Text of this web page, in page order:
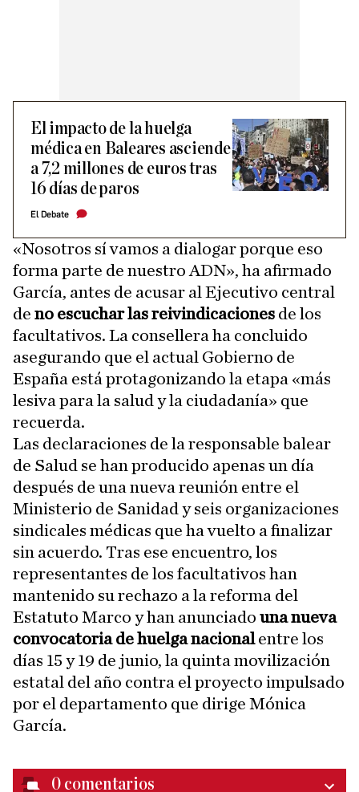
El impacto de la huelga
médica en Baleares asciende
a 7,2 millones de euros tras
16 días de paros
El Debate
«Nosotros sí vamos a dialogar porque eso
forma parte de nuestro ADN», ha afirmado
García, antes de acusar al Ejecutivo central
de no escuchar las reivindicaciones de los
facultativos. La consellera ha concluido
asegurando que el actual Gobierno de
España está protagonizando la etapa «más
lesiva para la salud y la ciudadanía» que
recuerda.
Las declaraciones de la responsable balear
de Salud se han producido apenas un día
después de una nueva reunión entre el
Ministerio de Sanidad y seis organizaciones
sindicales médicas que ha vuelto a finalizar
sin acuerdo. Tras ese encuentro, los
representantes de los facultativos han
mantenido su rechazo a la reforma del
Estatuto Marco y han anunciado una nueva
convocatoria de huelga nacionalentre los
días 15 y 19 de junio, la quinta movilización
estatal del año contra el proyecto impulsado
por el departamento que dirige Mónica
García.
0 comentarios